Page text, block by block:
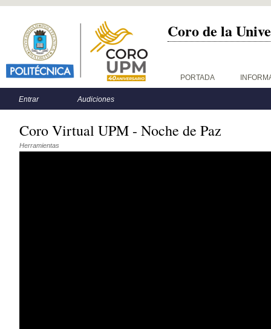
Coro de la
Menú principal PORTADA
Menú secundario
Entrar Audiciones
Coro Virtual UPM - Noche de Paz
Herramientas